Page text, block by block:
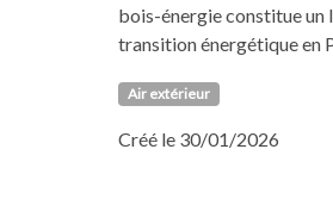
bois-énergie constitue un
transition énergétique en
Air extérieur
Créé le 30/01/2026